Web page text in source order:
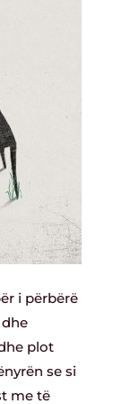
i përbërë
plot
se si
me të